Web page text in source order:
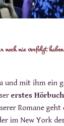
nie verfolgt haben
und mit ihm ein
erstes Hörbuch
Romane geht
im New York